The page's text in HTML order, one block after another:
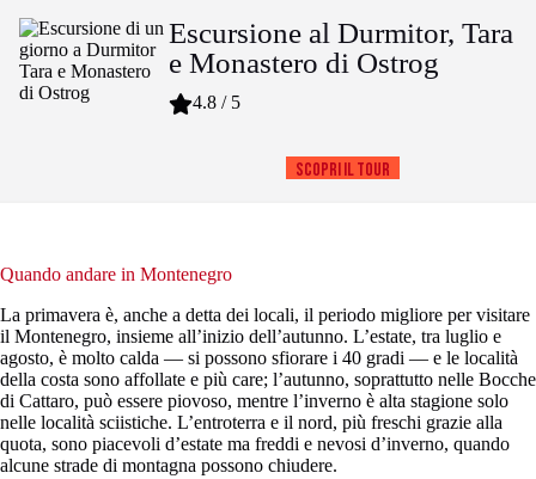
Escursione al Durmitor, Tara
e Monastero di Ostrog
4.8 / 5
Scopri il tour
Quando andare in Montenegro
La primavera è, anche a detta dei locali, il periodo migliore per visitare
il Montenegro, insieme all’inizio dell’autunno. L’estate, tra luglio e
agosto, è molto calda — si possono sfiorare i 40 gradi — e le località
della costa sono affollate e più care; l’autunno, soprattutto nelle Bocche
di Cattaro, può essere piovoso, mentre l’inverno è alta stagione solo
nelle località sciistiche. L’entroterra e il nord, più freschi grazie alla
quota, sono piacevoli d’estate ma freddi e nevosi d’inverno, quando
alcune strade di montagna possono chiudere.